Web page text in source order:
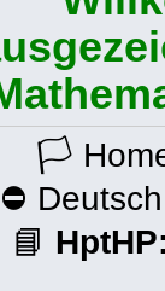
🏳
⛔
📘